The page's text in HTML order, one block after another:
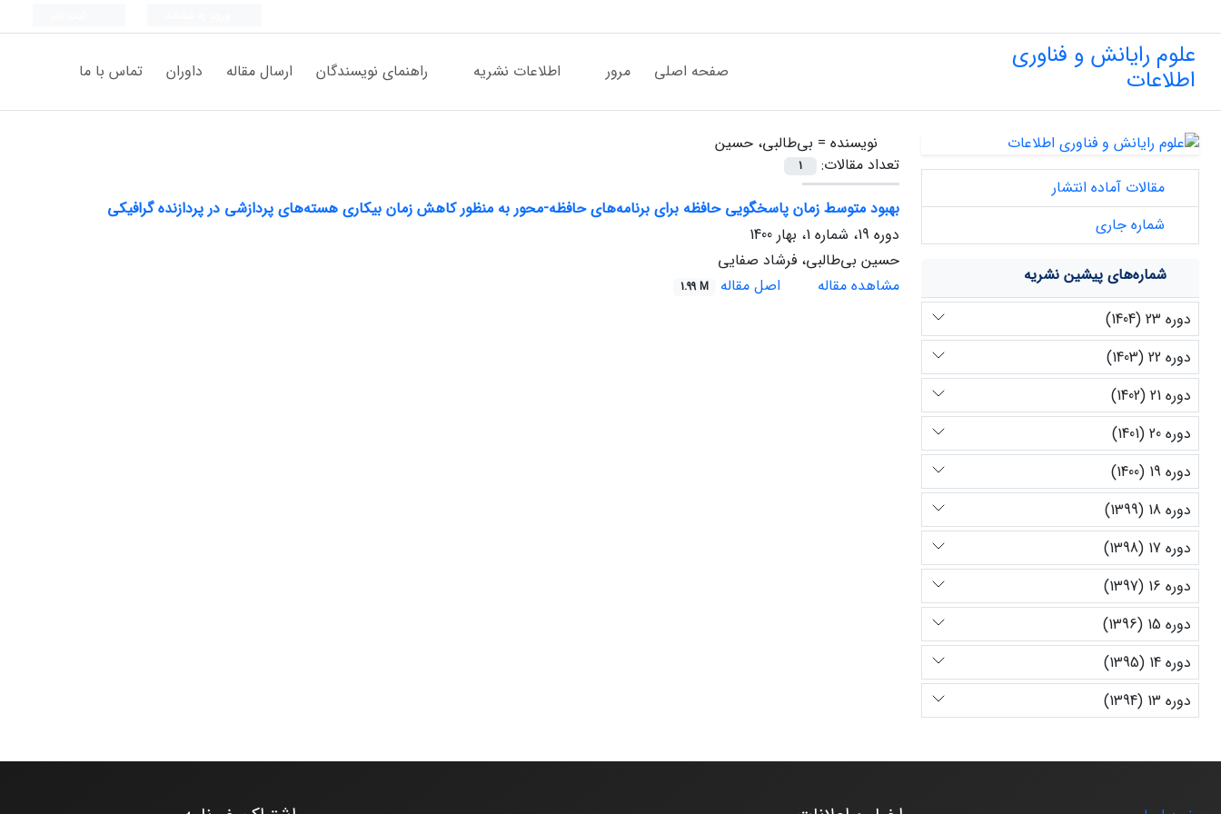
علوم رایانش و فناوری
اطلاعات صفحه اصلی مرور اطلاعات نشریه راهنمای نویسندگان ارسال مقاله داوران تماس با ما
نویسنده = بی‌طالبی، حسین
تعداد مقالات:
1
بهبود متوسط زمان پاسخگویی حافظه برای برنامه‌های حافظه-محور به منظور کاهش زمان بیکاری هسته‌های پردازشی در پردازنده گرافیکی
دوره 19، شماره 1، بهار 1400
حسین بی‌طالبی، فرشاد صفایی
مشاهده مقاله
اصل مقاله 1.99 M
مقالات آماده انتشار
شماره جاری
شماره‌های پیشین نشریه
دوره 23 (1404)
دوره 22 (1403)
دوره 21 (1402)
دوره 20 (1401)
دوره 19 (1400)
دوره 18 (1399)
دوره 17 (1398)
دوره 16 (1397)
دوره 15 (1396)
دوره 14 (1395)
دوره 13 (1394)